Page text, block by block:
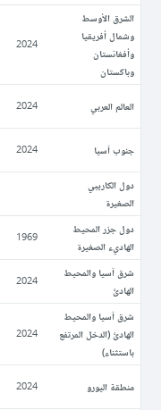
الشرق الأوسط
وشمال أفريقيا
وأفغانستان
وباكستان
2024
العالم العربي 2024
جنوب آسيا 2024
دول الكاريبي
الصغيرة
دول جزر المحيط
الهاديء الصغيرة
1969
شرق آسيا والمحيط
الهادئ
2024
شرق آسيا والمحيط
الهادئ (الدخل المرتفع
باستثناء)
2024
منطقة اليورو 2024